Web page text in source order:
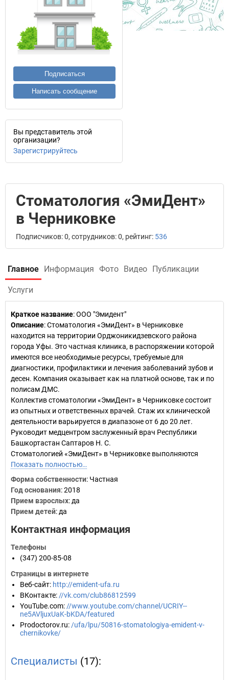
Подписаться
Написать сообщение
Вы представитель этой
организации?
Зарегистрируйтесь
Стоматология «ЭмиДент»
в Черниковке
Подписчиков: 0, сотрудников: 0, рейтинг: 536
Главное Информация Фото Видео Публикации
Услуги
Краткое название:ООО "Эмидент"
Описание: Стоматология «ЭмиДент» в Черниковке
находится на территории Орджоникидзевского района
города Уфы. Это частная клиника, в распоряжении которой
имеются все необходимые ресурсы, требуемые для
диагностики, профилактики и лечения заболеваний зубов и
десен. Компания оказывает как на платной основе, так и по
полисам ДМС.
Коллектив стоматологии «ЭмиДент» в Черниковке состоит
из опытных и ответственных врачей. Стаж их клинической
деятельности варьируется в диапазоне от 6 до 20 лет.
Руководит медцентром заслуженный врач Республики
Башкортастан Саптаров Н. С.
Стоматологией «ЭмиДент» в Черниковке выполняются
Показать полностью…
Форма собственности: Частная
Год основания:2018
Прием взрослых: да
Прием детей: да
Контактная информация
Телефоны
(347) 200-85-08
Страницы в интернете
Веб-сайт: http://emident-ufa.ru
ВКонтакте: //vk.com/club86812599
YouTube.com: //www.youtube.com/channel/UCRIY--
ne5AVljuxUaK-bKDA/featured
Prodoctorov.ru: /ufa/lpu/50816-stomatologiya-emident-v-
chernikovke/
Специалисты (17):